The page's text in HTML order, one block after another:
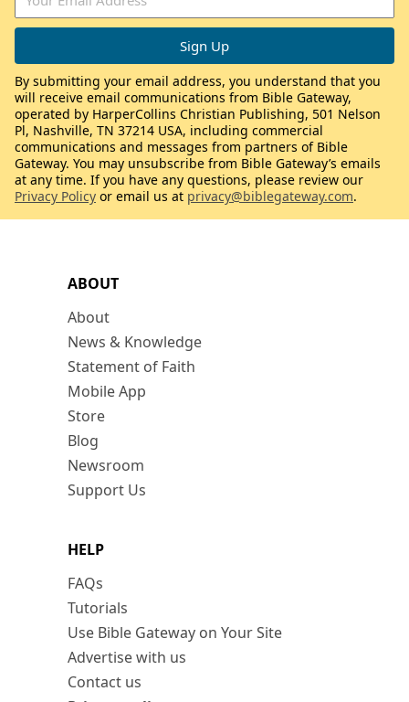
ABOUT
About
News & Knowledge
Statement of Faith
Mobile App
Store
Blog
Newsroom
Support Us
HELP
FAQs
Tutorials
Use Bible Gateway on Your Site
Advertise with us
Contact us
By submitting your email address, you understand that you
will receive email communications from Bible Gateway,
operated by HarperCollins Christian Publishing, 501 Nelson
Pl, Nashville, TN 37214 USA, including commercial
communications and messages from partners of Bible
Gateway. You may unsubscribe from Bible Gateway’s emails
at any time. If you have any questions, please review our
Privacy Policy or email us at privacy@biblegateway.com.